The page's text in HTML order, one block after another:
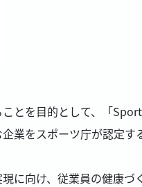
とを目的として、「
業をスポーツ庁が認定す
に向け、従業員の健康づ